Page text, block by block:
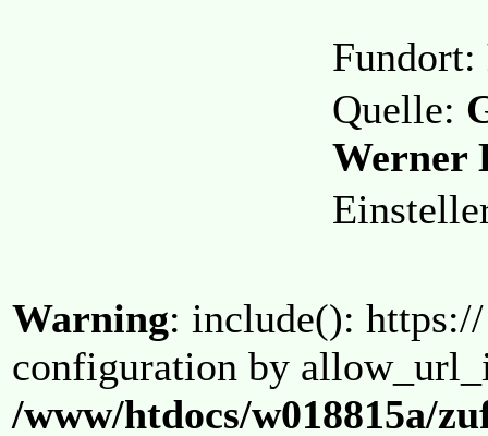
Fundort:
Quelle:
Werner
Warning: include():
configuration by
/www/htdocs/w018815a/